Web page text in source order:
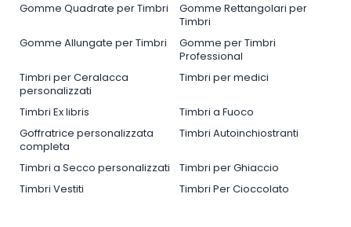
Gomme Quadrate per Timbri
Gomme Rettangolari per
Timbri
Gomme Allungate per Timbri
Gomme per Timbri
Professional
Timbri per Ceralacca
personalizzati
Timbri per medici
Timbri Ex libris
Timbri a Fuoco
Goffratrice personalizzata
completa
Timbri Autoinchiostranti
Timbri a Secco personalizzati
Timbri per Ghiaccio
Timbri Vestiti
Timbri Per Cioccolato